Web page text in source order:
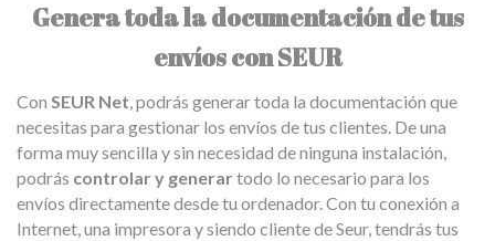
Genera toda la documentación de tus
envíos con SEUR
Con SEUR Net, podrás generar toda la documentación que
necesitas para gestionar los envíos de tus clientes. De una
forma muy sencilla y sin necesidad de ninguna instalación,
podrás controlar y generar todo lo necesario para los
envíos directamente desde tu ordenador. Con tu conexión a
Internet, una impresora y siendo cliente de Seur, tendrás tus